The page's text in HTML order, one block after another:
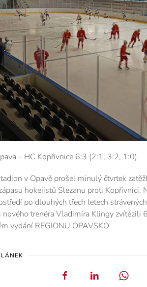
– HC Kopřivnice 6:3 (2:1, 3:2, 1:0)
v Opavě prošel minulý čtvrtek
hokejistů Slezanu proti Kopřivnici.
po dlouhých třech letech
nového trenéra Vladimíra Klingy zvítězili
vydání REGIONU OPAVSKO